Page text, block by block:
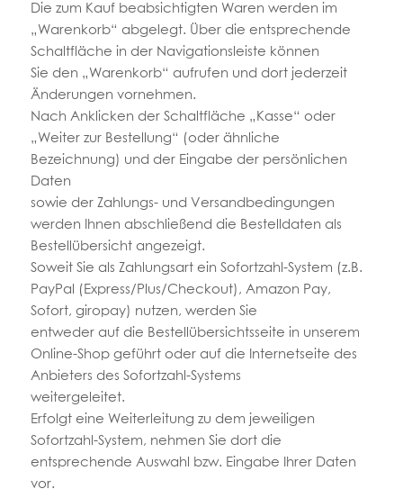
Die zum Kauf beabsichtigten Waren werden im
„Warenkorb“ abgelegt. Über die entsprechende
Schaltfläche in der Navigationsleiste können
Sie den „Warenkorb“ aufrufen und dort jederzeit
Änderungen vornehmen.
Nach Anklicken der Schaltfläche „Kasse“ oder
„Weiter zur Bestellung“ (oder ähnliche
Bezeichnung) und der Eingabe der persönlichen
Daten
sowie der Zahlungs- und Versandbedingungen
werden Ihnen abschließend die Bestelldaten als
Bestellübersicht angezeigt.
Soweit Sie als Zahlungsart ein Sofortzahl-System (z.B.
PayPal (Express/Plus/Checkout), Amazon Pay,
Sofort, giropay) nutzen, werden Sie
entweder auf die Bestellübersichtsseite in unserem
Online-Shop geführt oder auf die Internetseite des
Anbieters des Sofortzahl-Systems
weitergeleitet.
Erfolgt eine Weiterleitung zu dem jeweiligen
Sofortzahl-System, nehmen Sie dort die
entsprechende Auswahl bzw. Eingabe Ihrer Daten
vor.